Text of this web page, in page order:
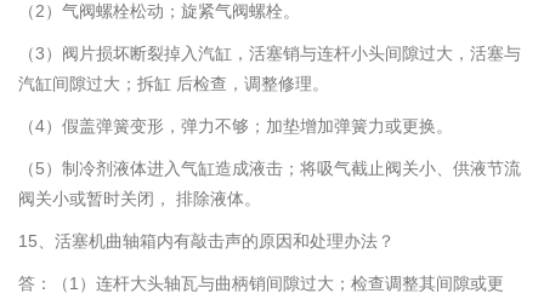
（2）气阀螺栓松动；旋紧气阀螺栓。
（3）阀片损坏断裂掉入汽缸，活塞销与连杆小头间隙过大，活塞与
汽缸间隙过大；拆缸 后检查，调整修理。
（4）假盖弹簧变形，弹力不够；加垫增加弹簧力或更换。
（5）制冷剂液体进入气缸造成液击；将吸气截止阀关小、供液节流
阀关小或暂时关闭， 排除液体。
15、活塞机曲轴箱内有敲击声的原因和处理办法？
答：（1）连杆大头轴瓦与曲柄销间隙过大；检查调整其间隙或更